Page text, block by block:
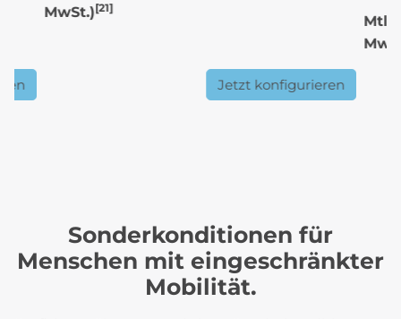
MwSt.)[21]
Jetzt konfigurieren
Mtl.
Sonderkonditionen für
Menschen mit eingeschränkter
Mobilität.